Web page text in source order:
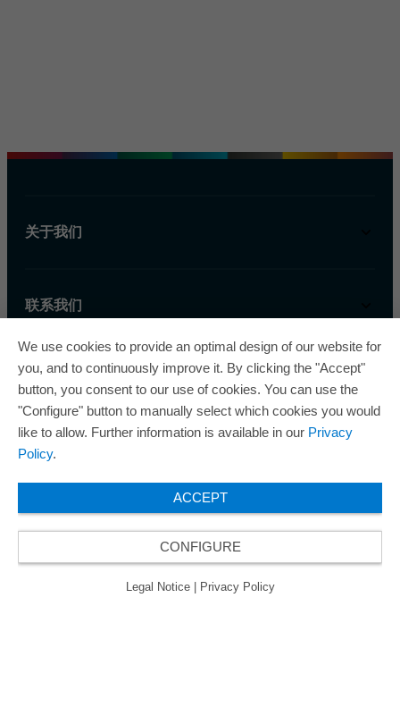
关于我们
联系我们
欧瑞飞已五次荣获“最佳管理企业奖”，因此获得
© 2026 ORAFOL Europe GmbH. ­All rights reserved.
Legal Notice
Privacy Policy
We use cookies to provide an optimal design of our website for
you, and to continuously improve it. By clicking the "Accept"
button, you consent to our use of cookies. You can use the
"Configure" button to manually select which cookies you would
like to allow. Further information is available in our Privacy
Policy.
ACCEPT
CONFIGURE
Legal Notice Privacy Policy